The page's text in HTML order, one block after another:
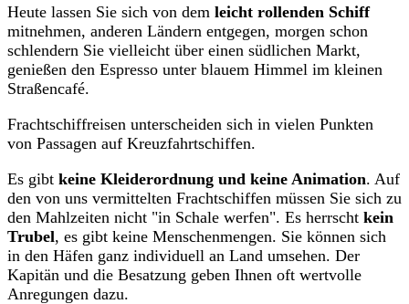
Heute lassen Sie sich von dem leicht rollenden Schiff
mitnehmen, anderen Ländern entgegen, morgen schon
schlendern Sie vielleicht über einen südlichen Markt,
genießen den Espresso unter blauem Himmel im kleinen
Straßencafé.
Frachtschiffreisen unterscheiden sich in vielen Punkten
von Passagen auf Kreuzfahrtschiffen.
Es gibt keine Kleiderordnung und keine Animation. Auf
den von uns vermittelten Frachtschiffen müssen Sie sich zu
den Mahlzeiten nicht "in Schale werfen". Es herrscht kein
Trubel, es gibt keine Menschenmengen. Sie können sich
in den Häfen ganz individuell an Land umsehen. Der
Kapitän und die Besatzung geben Ihnen oft wertvolle
Anregungen dazu.